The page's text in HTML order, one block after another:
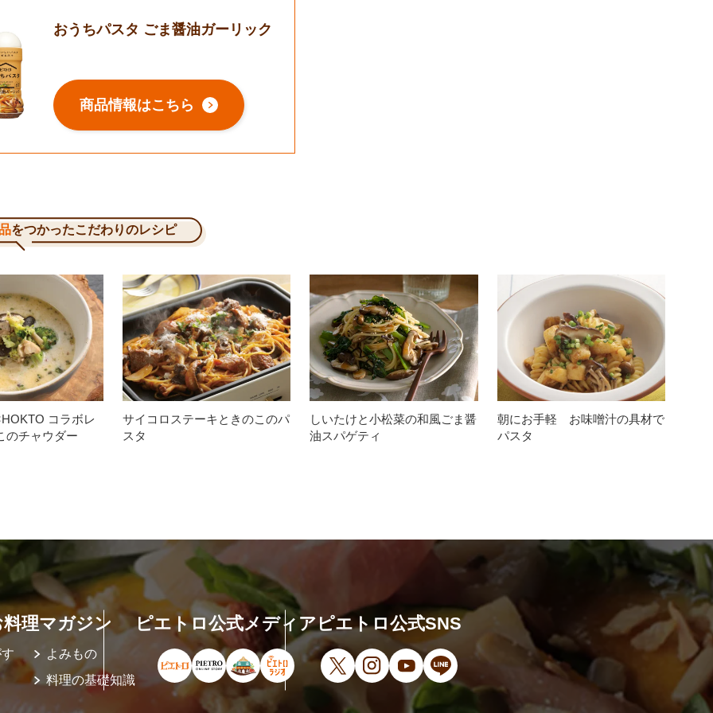
おうちパスタ ごま醤油ガーリック
商品情報はこちら
をつかったこだわりのレシピ
コラボレ
のチャウダー
サイコロステーキときのこのパ
スタ
しいたけと小松菜の和風ごま醤
油スパゲティ
朝にお手軽 お味噌汁の具材で
パスタ
理マガジン
よみもの
料理の基礎知識
ピエトロ公式メディア
ピエトロ公式サイト（新しいウィンドウで開きます）
ピエトロオンラインストア（新しいウィンドウで開きます）
ピエトロホームタウン（新しいウィンドウで開きます）
ピエトロラジオ（新しいウィンドウで開きます）
ピエトロ公式SNS
X（新しいウィンドウで開きます）
Instagram（新しいウィンドウで開きます）
YouTube（新しいウィンドウで開きます）
LINE（新しいウィンドウで開きます）